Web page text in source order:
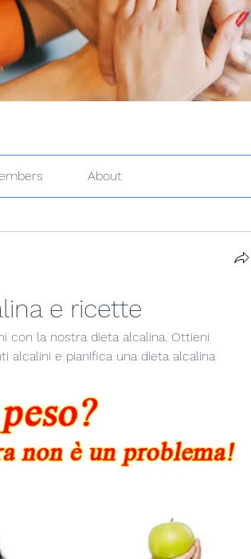
About
e ricette
con la nostra dieta alcalina. Ottieni
alcalini e pianifica una dieta alcalina